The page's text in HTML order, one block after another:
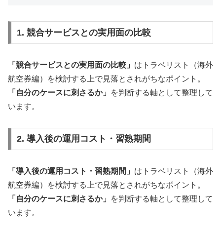
1. 競合サービスとの実用面の比較
「競合サービスとの実用面の比較」 はトラベリスト（海外
航空券編）を検討する上で見落とされがちなポイント。
「自分のケースに刺さるか」
を判断する軸として整理して
います。
2. 導入後の運用コスト・習熟期間
「導入後の運用コスト・習熟期間」 はトラベリスト（海外
航空券編）を検討する上で見落とされがちなポイント。
「自分のケースに刺さるか」
を判断する軸として整理して
います。